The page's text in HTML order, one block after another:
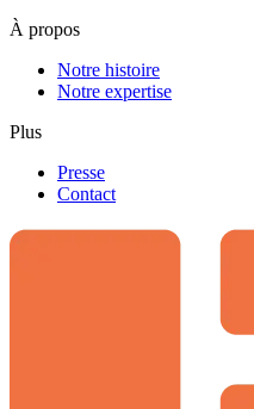
À propos
Notre histoire
Notre expertise
Plus
Presse
Contact